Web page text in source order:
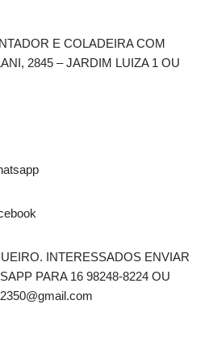
E COLADEIRA COM
2845 – JARDIM LUIZA 1 OU
INTERESSADOS ENVIAR
PARA 16 98248-8224 OU